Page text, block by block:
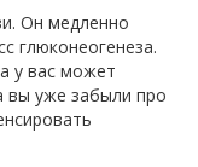
Он медленно
глюконеогенеза.
у вас может
вы уже забыли про